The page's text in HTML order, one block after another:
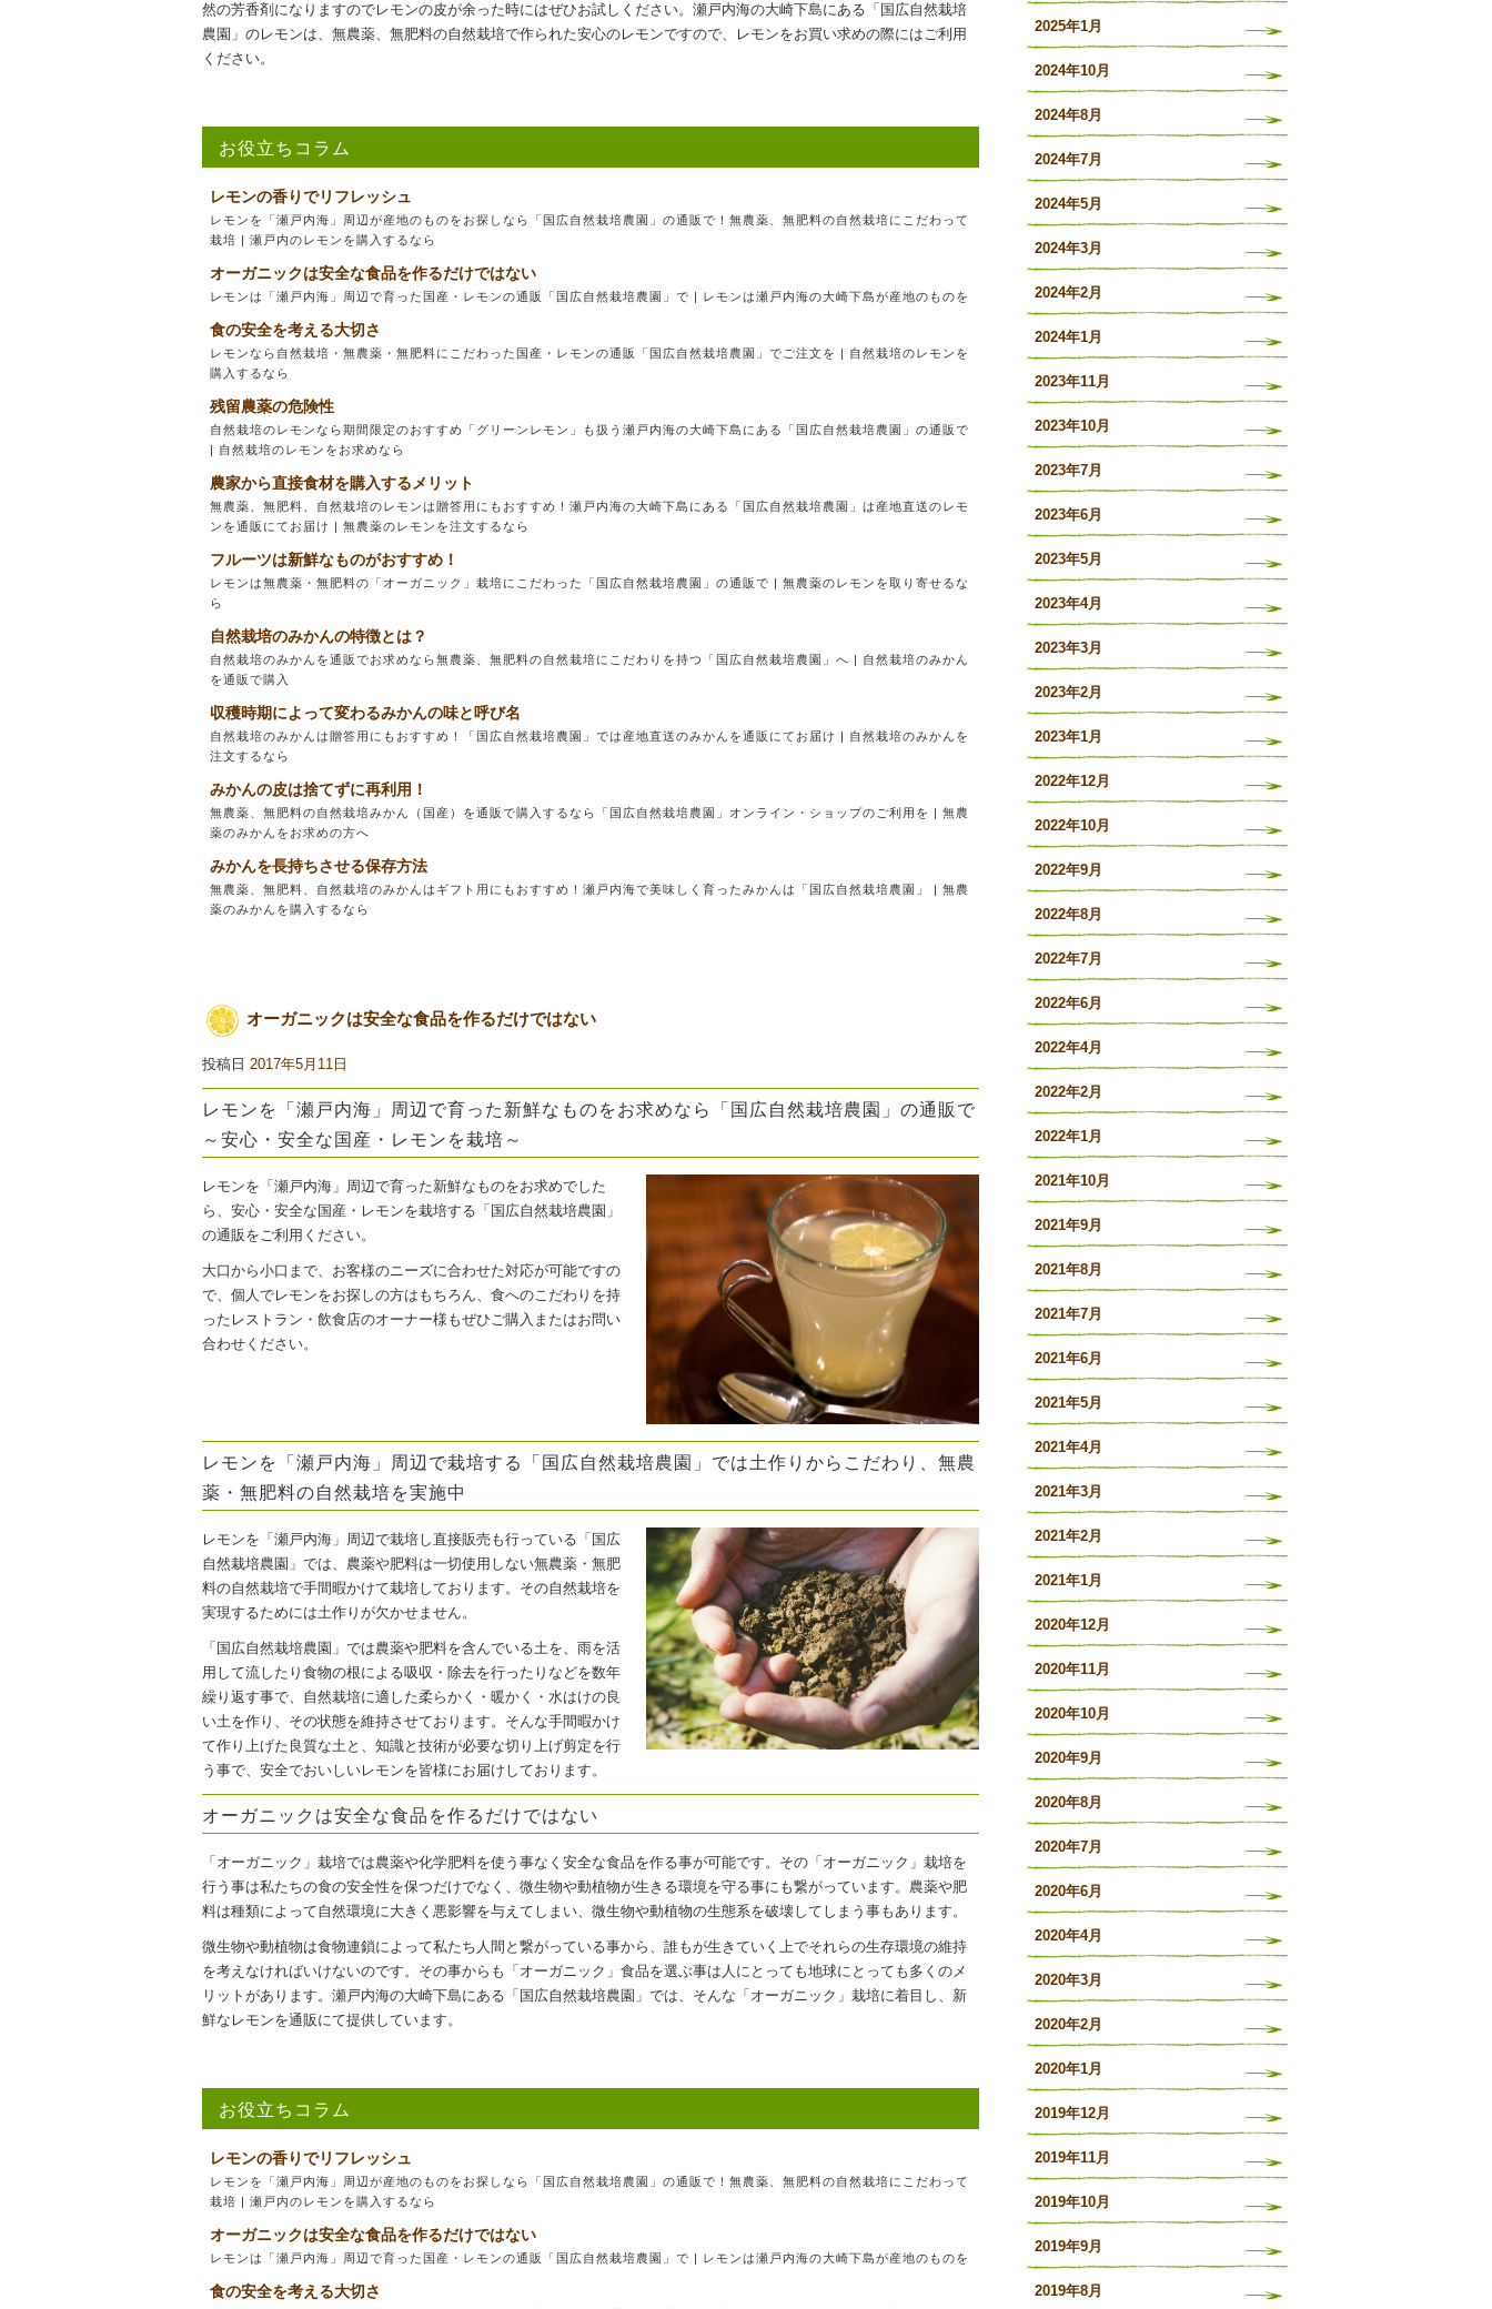
然の芳香剤になりますのでレモンの皮が余った時にはぜひお試しください。瀬戸内海の大崎下島にある「国広自然栽培
農園」のレモンは、無農薬、無肥料の自然栽培で作られた安心のレモンですので、レモンをお買い求めの際にはご利用
ください。
お役立ちコラム
レモンの香りでリフレッシュ
レモンを「瀬戸内海」周辺が産地のものをお探しなら「国広自然栽培農園」の通販で！無農薬、無肥料の自然栽培にこだわって
栽培 | 瀬戸内のレモンを購入するなら
オーガニックは安全な食品を作るだけではない
レモンは「瀬戸内海」周辺で育った国産・レモンの通販「国広自然栽培農園」で | レモンは瀬戸内海の大崎下島が産地のものを
食の安全を考える大切さ
レモンなら自然栽培・無農薬・無肥料にこだわった国産・レモンの通販「国広自然栽培農園」でご注文を | 自然栽培のレモンを
購入するなら
残留農薬の危険性
自然栽培のレモンなら期間限定のおすすめ「グリーンレモン」も扱う瀬戸内海の大崎下島にある「国広自然栽培農園」の通販で
| 自然栽培のレモンをお求めなら
農家から直接食材を購入するメリット
無農薬、無肥料、自然栽培のレモンは贈答用にもおすすめ！瀬戸内海の大崎下島にある「国広自然栽培農園」は産地直送のレモ
ンを通販にてお届け | 無農薬のレモンを注文するなら
フルーツは新鮮なものがおすすめ！
レモンは無農薬・無肥料の「オーガニック」栽培にこだわった「国広自然栽培農園」の通販で | 無農薬のレモンを取り寄せるな
ら
自然栽培のみかんの特徴とは？
自然栽培のみかんを通販でお求めなら無農薬、無肥料の自然栽培にこだわりを持つ「国広自然栽培農園」へ | 自然栽培のみかん
を通販で購入
収穫時期によって変わるみかんの味と呼び名
自然栽培のみかんは贈答用にもおすすめ！「国広自然栽培農園」では産地直送のみかんを通販にてお届け | 自然栽培のみかんを
注文するなら
みかんの皮は捨てずに再利用！
無農薬、無肥料の自然栽培みかん（国産）を通販で購入するなら「国広自然栽培農園」オンライン・ショップのご利用を | 無農
薬のみかんをお求めの方へ
みかんを長持ちさせる保存方法
無農薬、無肥料、自然栽培のみかんはギフト用にもおすすめ！瀬戸内海で美味しく育ったみかんは「国広自然栽培農園」 | 無農
薬のみかんを購入するなら
オーガニックは安全な食品を作るだけではない
投稿日 2017年5月11日
レモンを「瀬戸内海」周辺で育った新鮮なものをお求めなら「国広自然栽培農園」の通販で
～安心・安全な国産・レモンを栽培～
レモンを「瀬戸内海」周辺で育った新鮮なものをお求めでした
ら、安心・安全な国産・レモンを栽培する「国広自然栽培農園」
の通販をご利用ください。
大口から小口まで、お客様のニーズに合わせた対応が可能ですの
で、個人でレモンをお探しの方はもちろん、食へのこだわりを持
ったレストラン・飲食店のオーナー様もぜひご購入またはお問い
合わせください。
レモンを「瀬戸内海」周辺で栽培する「国広自然栽培農園」では土作りからこだわり、無農
薬・無肥料の自然栽培を実施中
レモンを「瀬戸内海」周辺で栽培し直接販売も行っている「国広
自然栽培農園」では、農薬や肥料は一切使用しない無農薬・無肥
料の自然栽培で手間暇かけて栽培しております。その自然栽培を
実現するためには土作りが欠かせません。
「国広自然栽培農園」では農薬や肥料を含んでいる土を、雨を活
用して流したり食物の根による吸収・除去を行ったりなどを数年
繰り返す事で、自然栽培に適した柔らかく・暖かく・水はけの良
い土を作り、その状態を維持させております。そんな手間暇かけ
て作り上げた良質な土と、知識と技術が必要な切り上げ剪定を行
う事で、安全でおいしいレモンを皆様にお届けしております。
オーガニックは安全な食品を作るだけではない
「オーガニック」栽培では農薬や化学肥料を使う事なく安全な食品を作る事が可能です。その「オーガニック」栽培を
行う事は私たちの食の安全性を保つだけでなく、微生物や動植物が生きる環境を守る事にも繋がっています。農薬や肥
料は種類によって自然環境に大きく悪影響を与えてしまい、微生物や動植物の生態系を破壊してしまう事もあります。
微生物や動植物は食物連鎖によって私たち人間と繋がっている事から、誰もが生きていく上でそれらの生存環境の維持
を考えなければいけないのです。その事からも「オーガニック」食品を選ぶ事は人にとっても地球にとっても多くのメ
リットがあります。瀬戸内海の大崎下島にある「国広自然栽培農園」では、そんな「オーガニック」栽培に着目し、新
鮮なレモンを通販にて提供しています。
お役立ちコラム
レモンの香りでリフレッシュ
レモンを「瀬戸内海」周辺が産地のものをお探しなら「国広自然栽培農園」の通販で！無農薬、無肥料の自然栽培にこだわって
栽培 | 瀬戸内のレモンを購入するなら
オーガニックは安全な食品を作るだけではない
レモンは「瀬戸内海」周辺で育った国産・レモンの通販「国広自然栽培農園」で | レモンは瀬戸内海の大崎下島が産地のものを
食の安全を考える大切さ
2025年1月
2024年10月
2024年8月
2024年7月
2024年5月
2024年3月
2024年2月
2024年1月
2023年11月
2023年10月
2023年7月
2023年6月
2023年5月
2023年4月
2023年3月
2023年2月
2023年1月
2022年12月
2022年10月
2022年9月
2022年8月
2022年7月
2022年6月
2022年4月
2022年2月
2022年1月
2021年10月
2021年9月
2021年8月
2021年7月
2021年6月
2021年5月
2021年4月
2021年3月
2021年2月
2021年1月
2020年12月
2020年11月
2020年10月
2020年9月
2020年8月
2020年7月
2020年6月
2020年4月
2020年3月
2020年2月
2020年1月
2019年12月
2019年11月
2019年10月
2019年9月
2019年8月